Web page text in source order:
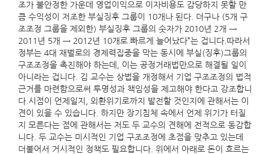
조가 불안정한 가운데 영업이익으로 이자비용도 감당하지 못할 만
큼 수익성이 저조한 부실징후 그룹이 10개나 된다. 더구나 (5개 구
조조정 그룹을 제외한) 부실징후 그룹의 숫자가 2010년 2개 →
2011년 5개 → 2012년 10개로 빠르게 늘어났다”는 겁니다.따라서
정부는 4대 재벌로의 경제력집중을 막는 동시에 부실(징후)그룹의
구조조정을 촉진해야 하는데, 이는 공정거래법만으로 해결될 일이
아니라는 겁니다. 김 교수는 상법을 개정해서 기업 구조조정의 법적
근거를 마련함으로써 투명성과 책임성을 제고해야 한다고 강조합니
다.시점이 언제일지, 외환위기로까지 발전할 것인지에 관해서는 이
견이 있을 수 있습니다. 하지만 장기침체 속에서 언제 위기가 터질
지 모른다는 점에 관해서는 저도 두 교수의 견해에 전적으로 동감합
니다. 두 교수는 미시적인 기업 구조조정에 초점을 맞추고 있는데
더불어서 거시적인 정책도 필요합니다. 위에서 아래로 돈이 흐르는